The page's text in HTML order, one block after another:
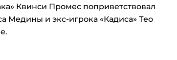
Квинси Промес поприветствовал
Медины и экс-игрока «Кадиса» Тео